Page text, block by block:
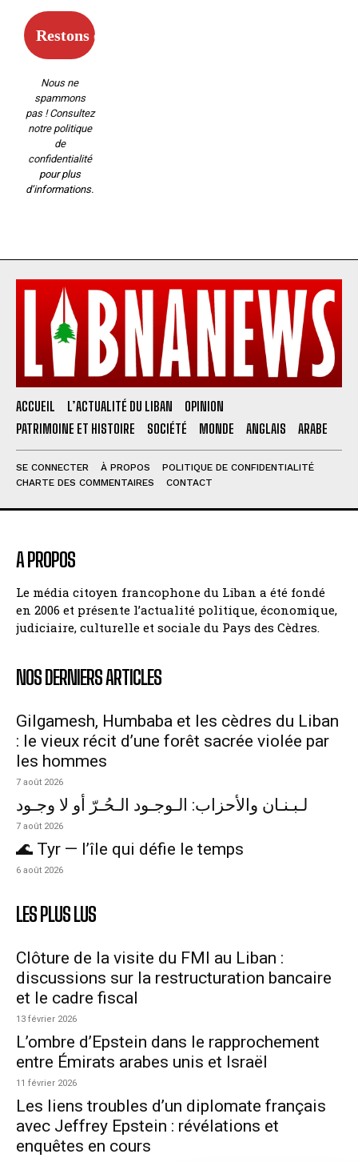
Nous ne
spammons
pas ! Consultez
notre politique
de
confidentialité
pour plus
d’informations.
ACCUEIL L’ACTUALITÉ DU LIBAN
OPINION
PATRIMOINE ET HISTOIRE
SOCIÉTÉ MONDE ANGLAIS ARABE
SE CONNECTER À PROPOS
POLITIQUE DE CONFIDENTIALITÉ
CHARTE DES COMMENTAIRES
CONTACT
A PROPOS
Le média citoyen francophone du Liban a été fondé
en 2006 et présente l’actualité politique, économique,
judiciaire, culturelle et sociale du Pays des Cèdres.
NOS DERNIERS ARTICLES
Gilgamesh, Humbaba et les cèdres du Liban
: le vieux récit d’une forêt sacrée violée par
les hommes
7 août 2026
لـبـنـان والأحزاب: الـوجـود الـحُـرّ أو لا وجـود
7 août 2026
🌊 Tyr — l’île qui défie le temps
6 août 2026
LES PLUS LUS
Clôture de la visite du FMI au Liban :
discussions sur la restructuration bancaire
et le cadre fiscal
13 février 2026
L’ombre d’Epstein dans le rapprochement
entre Émirats arabes unis et Israël
11 février 2026
Les liens troubles d’un diplomate français
avec Jeffrey Epstein : révélations et
enquêtes en cours